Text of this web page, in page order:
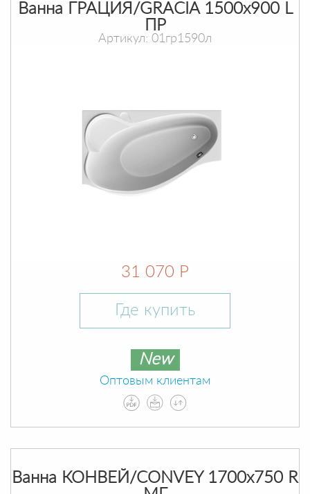
Ванна ГРАЦИЯ/GRACIA 1500х900 L
ПР
Артикул: 01гр1590л
31 070 Р
Где купить
New
Оптовым клиентам
Ванна КОНВЕЙ/CONVEY 1700х750 R